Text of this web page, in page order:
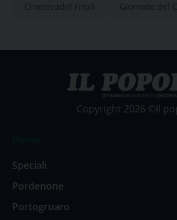
Cinetecadel Friuli Giornate del
Copyright 2026 ©Il
Speciali
Pordenone
Portogruaro